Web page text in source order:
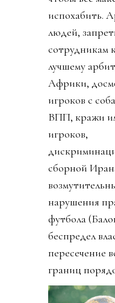
испохабить.
людей,
сотрудникам
лучшему
Африки,
игроков с
ВПП, кражи
игроков,
сборной
нарушения
футбола
беспредел
пересечение
границ